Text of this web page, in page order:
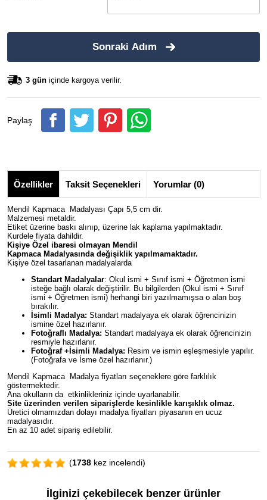
Sonraki Adım
3 gün içinde kargoya verilir.
Paylaş
Özellikler Taksit Seçenekleri Yorumlar (0)
Mendil Kapmaca Madalyası Çapı 5,5 cm dir.
Malzemesi metaldir.
Etiket üzerine baskı alınıp, üzerine lak kaplama yapılmaktadır.
Kurdele fiyata dahildir.
Kişiye Özel ibaresi olmayan Mendil
Kapmaca Madalyasında değişiklik yapılmamaktadır.
Kişiye özel tasarlanan madalyalarda
Standart Madalyalar: Okul ismi + Sınıf ismi + Öğretmen ismi
isteğe bağlı olarak değiştirilir. Bu bilgilerden (Okul ismi + Sınıf
ismi + Öğretmen ismi) herhangi biri yazılmamışsa o alan boş
bırakılır.
İsimli Madalya: Standart madalyaya ek olarak öğrencinizin
ismine özel hazırlanır.
Fotoğraflı Madalya: Standart madalyaya ek olarak öğrencinizin
resmiyle hazırlanır.
Fotoğraf +İsimli Madalya: Resim ve ismin eşleşmesiyle yapılır.
(Fotoğrafa ve İsme özel hazırlanır.)
Mendil Kapmaca Madalya fiyatları seçeneklere göre farklılık
göstermektedir.
Ana okulların da etkinlikleriniz içinde uyarlanabilir.
Site üzerinden verilen siparişlerde kesinlikle karışıklık olmaz.
Üretici olmamızdan dolayı madalya fiyatları piyasanın en ucuz
madalyasıdır.
En az 10 adet sipariş edilebilir.
(1738 kez incelendi)
İlginizi çekebilecek benzer ürünler